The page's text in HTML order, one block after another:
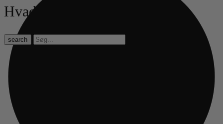
Hvad leder du efter?
search